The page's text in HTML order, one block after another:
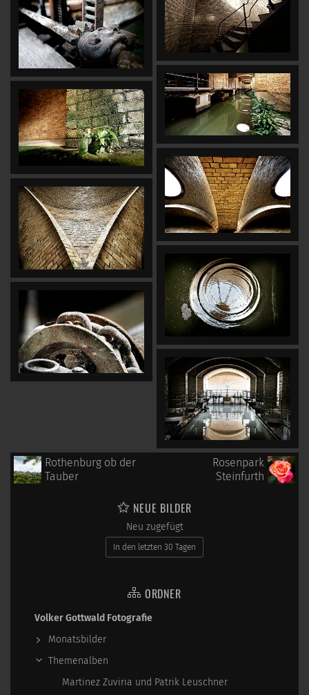
Rothenburg ob der
Tauber
Rosenpark
Steinfurth
NEUE BILDER
Neu zugefügt
In den letzten 30 Tagen
ORDNER
Volker Gottwald Fotografie
Monatsbilder
Themenalben
Martinez Zuviria und Patrik Leuschner